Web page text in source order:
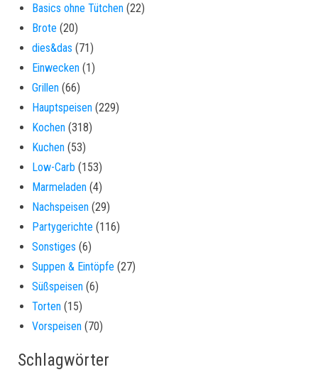
Basics ohne Tütchen (22)
Brote (20)
dies&das (71)
Einwecken (1)
Grillen (66)
Hauptspeisen (229)
Kochen (318)
Kuchen (53)
Low-Carb (153)
Marmeladen (4)
Nachspeisen (29)
Partygerichte (116)
Sonstiges (6)
Suppen & Eintöpfe (27)
Süßspeisen (6)
Torten (15)
Vorspeisen (70)
Schlagwörter